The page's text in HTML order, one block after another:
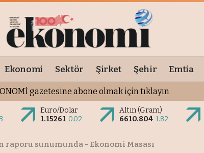
Ekonomi Sektör Şirket Şehir Emtia
gazetesine abone olmak için tıklayın
Euro/Dolar
1.15261 0.02
Altın (Gram)
6610.804 1.82
raporu sunumunda - Ekonomi Masası